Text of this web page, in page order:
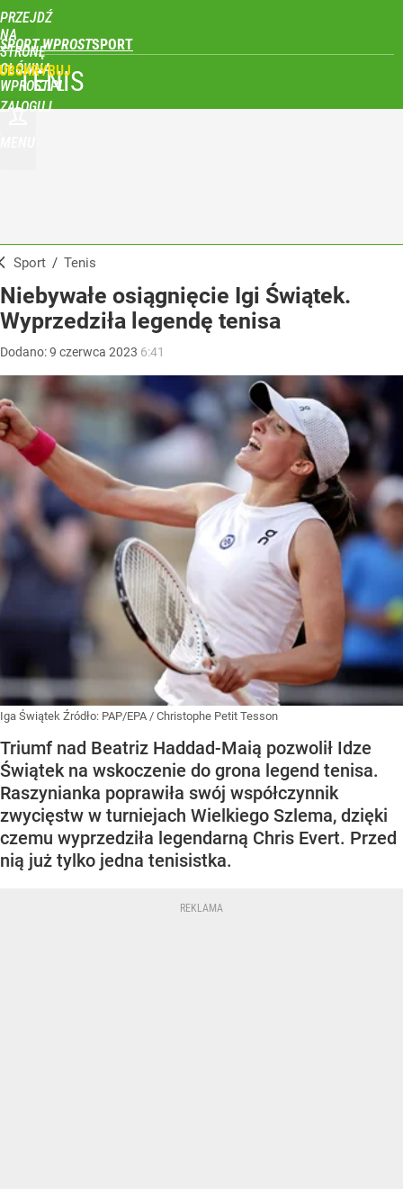
PRZEJDŹ
NA
STRONĘ
GŁÓWNĄ
WPROST.PL
SPORT WPROST
ZALOGUJ
TENIS
Sport / Tenis
Niebywałe osiągnięcie Igi Świątek.
Wyprzedziła legendę tenisa
Dodano:9 czerwca 2023 6:41
Iga Świątek Źródło: PAP/EPA / Christophe Petit Tesson
Triumf nad Beatriz Haddad-Maią pozwolił Idze
Świątek na wskoczenie do grona legend tenisa.
Raszynianka poprawiła swój współczynnik
zwycięstw w turniejach Wielkiego Szlema, dzięki
czemu wyprzedziła legendarną Chris Evert. Przed
nią już tylko jedna tenisistka.